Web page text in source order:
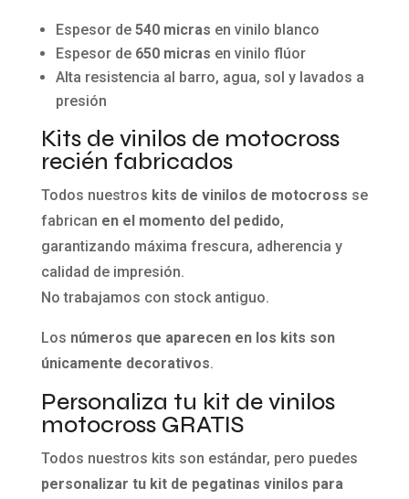
Espesor de 540 micras en vinilo blanco
Espesor de 650 micras en vinilo flúor
Alta resistencia al barro, agua, sol y lavados a
presión
Kits de vinilos de motocross
recién fabricados
Todos nuestros kits de vinilos de motocross se
fabrican en el momento del pedido,
garantizando máxima frescura, adherencia y
calidad de impresión.
No trabajamos con stock antiguo.
Los números que aparecen en los kits son
únicamente decorativos.
Personaliza tu kit de vinilos
motocross GRATIS
Todos nuestros kits son estándar, pero puedes
personalizar tu kit de pegatinas vinilos para